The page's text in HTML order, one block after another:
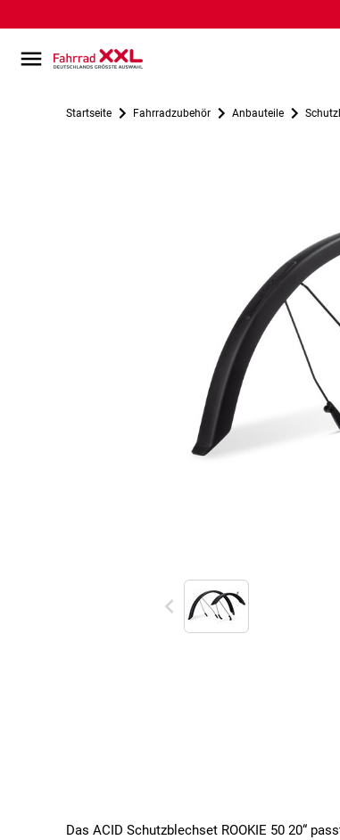
Startseite Fahrradzubehör Anbauteile
Das ACID Schutzblechset ROOKIE 50 20“